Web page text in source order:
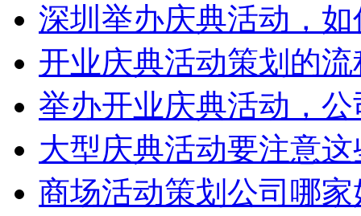
深圳举办庆典活动，
开业庆典活动策划的
举办开业庆典活动，
大型庆典活动要注意
商场活动策划公司哪